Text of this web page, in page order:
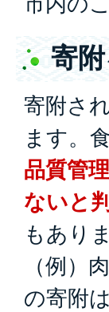
寄
寄附さ
ます。
品質管
ないと
もあり
（例）
の寄附